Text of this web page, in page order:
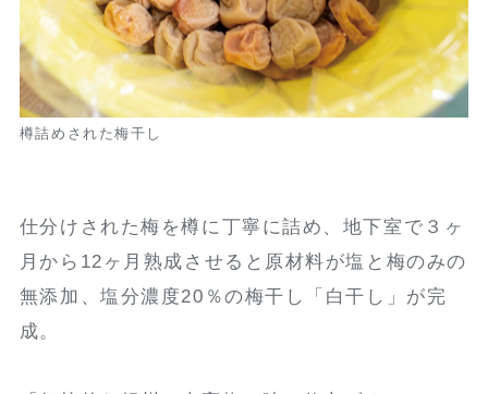
樽詰めされた梅干し
仕分けされた梅を樽に丁寧に詰め、地下室で３ヶ
月から12ヶ月熟成させると原材料が塩と梅のみの
無添加、塩分濃度20％の梅干し「白干し」が完
成。